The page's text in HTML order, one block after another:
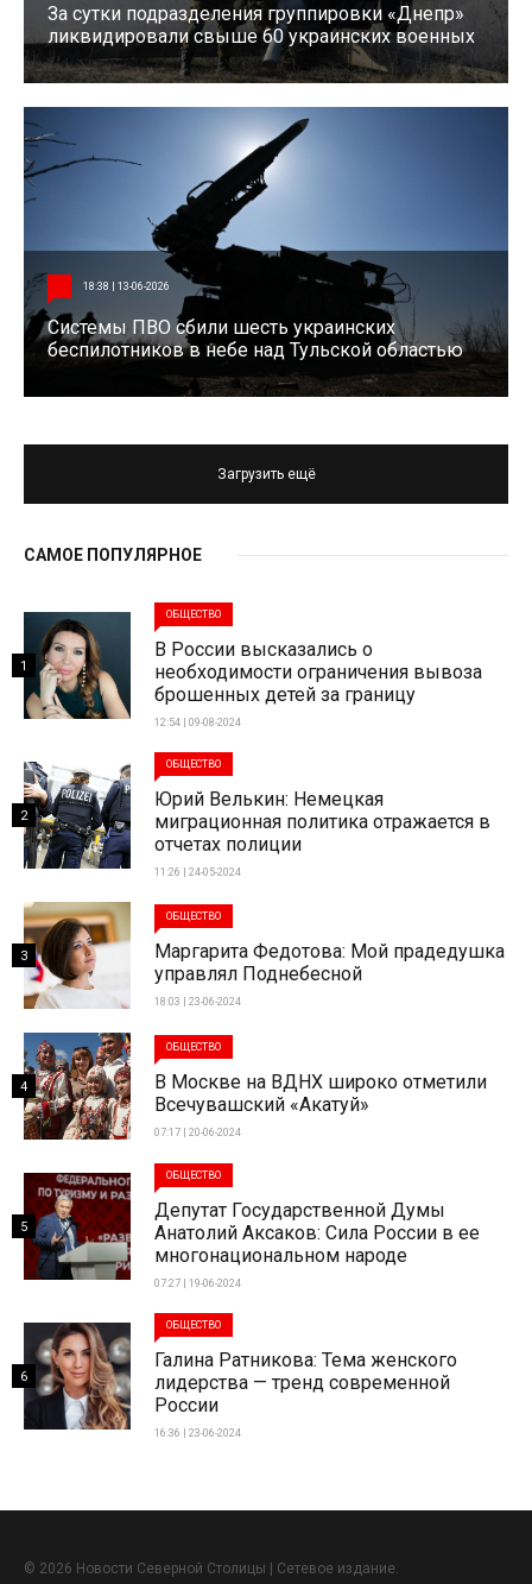
За сутки подразделения группировки «Днепр»
ликвидировали свыше 60 украинских военных
18:38 | 13-06-2026
Системы ПВО сбили шесть украинских
беспилотников в небе над Тульской областью
Загрузить ещё
САМОЕ ПОПУЛЯРНОЕ
ОБЩЕСТВО
В России высказались о
необходимости ограничения вывоза
брошенных детей за границу
12:54 | 09-08-2024
1
ОБЩЕСТВО
Юрий Велькин: Немецкая
миграционная политика отражается в
отчетах полиции
11:26 | 24-05-2024
2
ОБЩЕСТВО
Маргарита Федотова: Мой прадедушка
управлял Поднебесной
18:03 | 23-06-2024
3
ОБЩЕСТВО
В Москве на ВДНХ широко отметили
Всечувашский «Акатуй»
07:17 | 20-06-2024
4
ОБЩЕСТВО
Депутат Государственной Думы
Анатолий Аксаков: Сила России в ее
многонациональном народе
07:27 | 19-06-2024
5
ОБЩЕСТВО
Галина Ратникова: Тема женского
лидерства — тренд современной
России
16:36 | 23-06-2024
6
© 2026 Новости Северной Столицы | Сетевое издание.